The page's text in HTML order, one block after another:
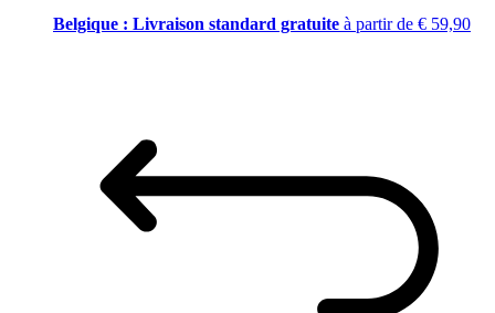
Belgique : Livraison standard gratuite à partir de € 59,90